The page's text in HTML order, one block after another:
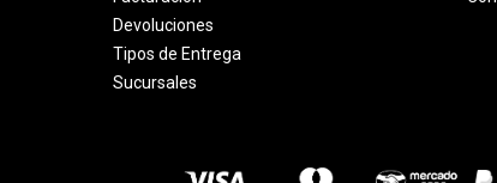
Devoluciones
Tipos de Entrega
Sucursales